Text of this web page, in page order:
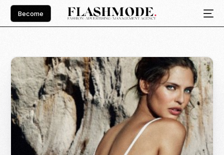
Become